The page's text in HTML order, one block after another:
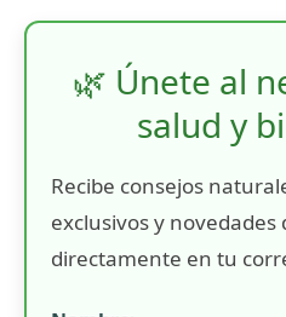
🌿 Únete al
salud y
Recibe consejos
exclusivos y
directamente en tu